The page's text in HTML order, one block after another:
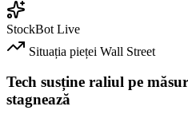
StockBot Live
Situația pieței Wall Street
Tech susține raliul pe
stagnează